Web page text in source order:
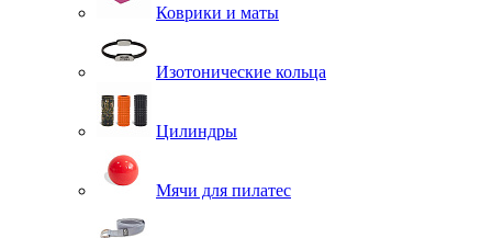
Коврики и маты
Изотонические кольца
Цилиндры
Мячи для пилатес